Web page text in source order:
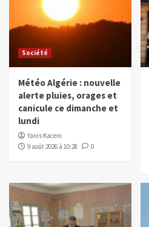
Société
Météo Algérie : nouvelle
alerte pluies, orages et
canicule ce dimanche et
lundi
Yanis Kacem
9 août 2026 à 10:28
0